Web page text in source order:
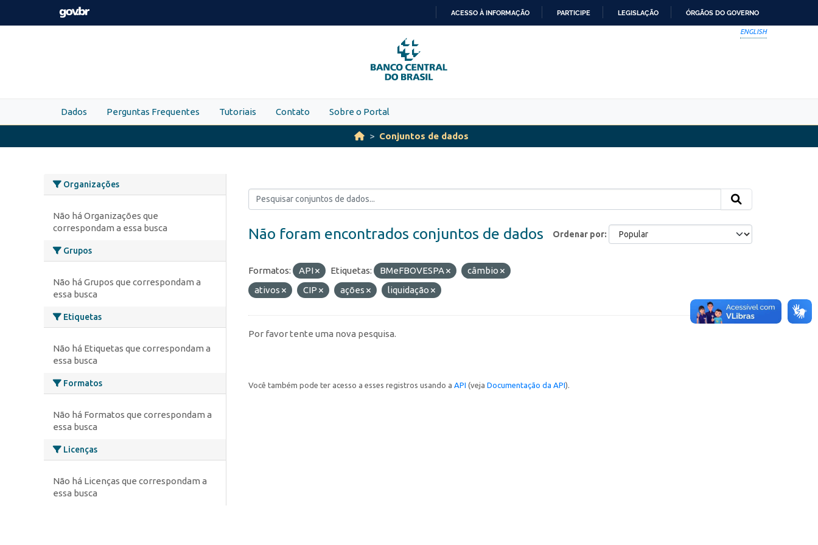
Skip to main content
PARA
O
CONTEÚDO
ACESSO À INFORMAÇÃO PARTICIPE LEGISLAÇÃO ÓRGÃOS DO GOVERNO
ENGLISH
Dados Perguntas Frequentes Tutoriais Contato Sobre o Portal
Conjuntos de dados
Organizações
Não há Organizações que
correspondam a essa busca
Grupos
Não há Grupos que correspondam a
essa busca
Etiquetas
Não há Etiquetas que correspondam a
essa busca
Formatos
Não há Formatos que correspondam a
essa busca
Licenças
Não há Licenças que correspondam a
essa busca
Ordenar por
Não foram encontrados conjuntos de dados
Formatos: API Etiquetas: BMeFBOVESPA
câmbio
ativos
CIP ações liquidação
Por favor tente uma nova pesquisa.
Você também pode ter acesso a esses registros usando a API (veja Documentação da API).